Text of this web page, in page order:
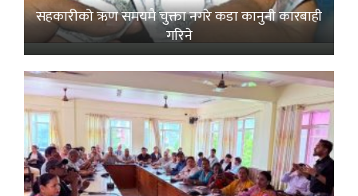
सहकारीको ऋण समयमै चुक्ता नगरे कडा कानुनी कारबाही
गरिने